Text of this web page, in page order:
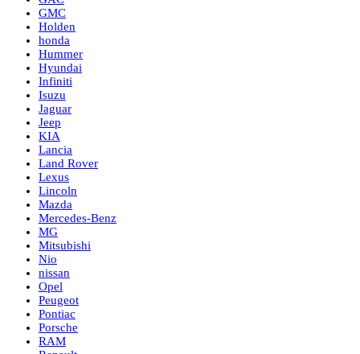
GMC
Holden
honda
Hummer
Hyundai
Infiniti
Isuzu
Jaguar
Jeep
KIA
Lancia
Land Rover
Lexus
Lincoln
Mazda
Mercedes-Benz
MG
Mitsubishi
Nio
nissan
Opel
Peugeot
Pontiac
Porsche
RAM